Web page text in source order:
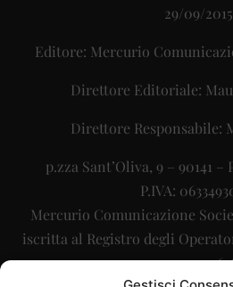
29/09/2015
Editore: Mercurio
Direttore Editoriale:
Direttore Responsabile:
p.zza Sant’Oliva, 9 – 90141 –
P.IVA:
Mercurio Comunicazione
iscritta al Registro degli
numero